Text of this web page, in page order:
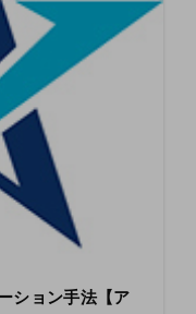
ション⼿法【ア